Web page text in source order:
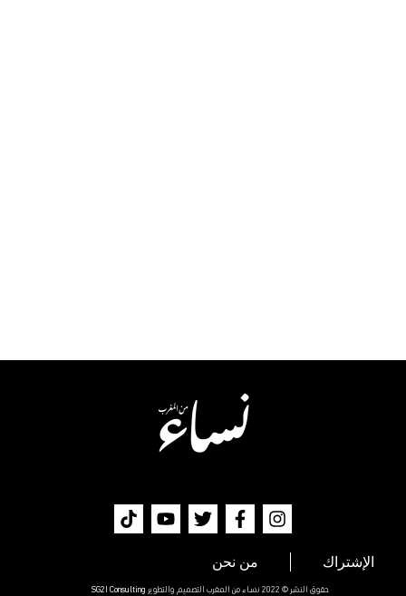
الإشتراك من نحن
حقوق النشر © 2022 نساء من المغرب التصميم والتطوير SG2I Consulting